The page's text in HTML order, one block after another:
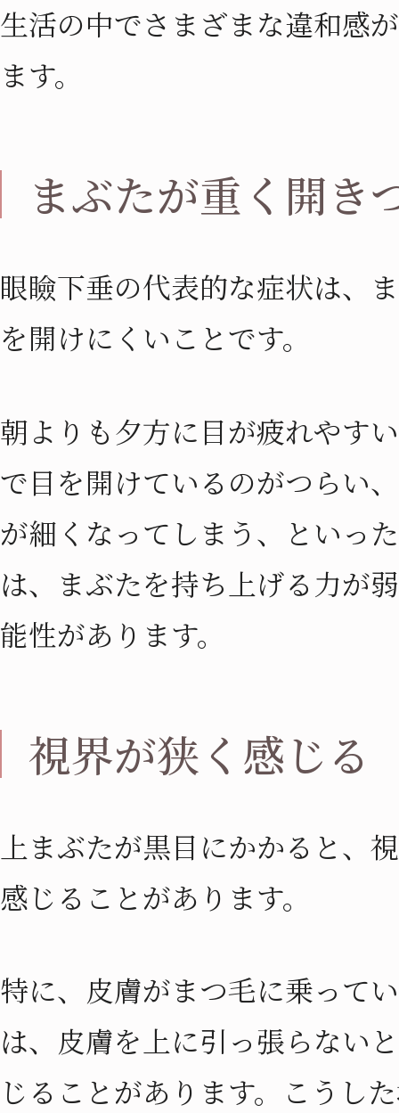
生活の中でさまざまな違和感
ます。
まぶたが重く開き
眼瞼下垂の代表的な症状は、
を開けにくいことです。
朝よりも夕方に目が疲れやす
で目を開けているのがつらい
が細くなってしまう、といっ
は、まぶたを持ち上げる力が
能性があります。
視界が狭く感じる
上まぶたが黒目にかかると、
感じることがあります。
特に、皮膚がまつ毛に乗って
は、皮膚を上に引っ張らない
じることがあります。こうし